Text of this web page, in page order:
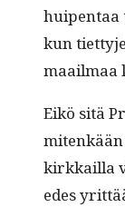
kun
maail­maa
Eikö sitä
kirkkail­la
edes